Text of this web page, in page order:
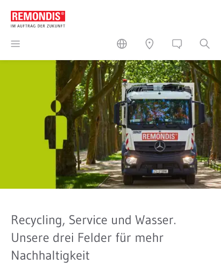
Recycling, Service und Wasser.
Unsere drei Felder für mehr
Nachhaltigkeit